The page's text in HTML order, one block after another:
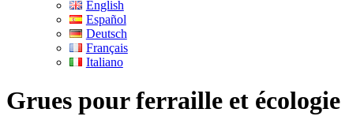
English
Español
Deutsch
Français
Italiano
Grues pour ferraille et écologie